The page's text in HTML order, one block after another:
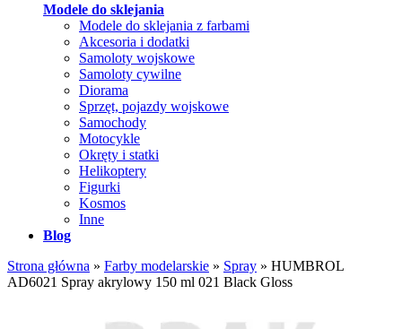
Modele do sklejania
Modele do sklejania z farbami
Akcesoria i dodatki
Samoloty wojskowe
Samoloty cywilne
Diorama
Sprzęt, pojazdy wojskowe
Samochody
Motocykle
Okręty i statki
Helikoptery
Figurki
Kosmos
Inne
Blog
Strona główna » Farby modelarskie » Spray » HUMBROL
AD6021 Spray akrylowy 150 ml 021 Black Gloss